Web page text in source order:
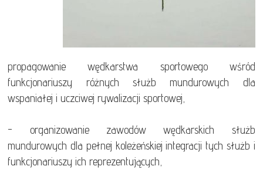
propagowanie wędkarstwa sportowego wśród
funkcjonariuszy różnych służb mundurowych dla
wspaniałej i uczciwej rywalizacji sportowej,
- organizowanie zawodów wędkarskich służb
mundurowych dla pełnej koleżeńskiej integracji tych służb i
funkcjonariuszy ich reprezentujących,